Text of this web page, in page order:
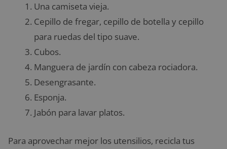
Una camiseta vieja.
Cepillo de fregar, cepillo de botella y cepillo
para ruedas del tipo suave.
Cubos.
Manguera de jardín con cabeza rociadora.
Desengrasante.
Esponja.
Jabón para lavar platos.
Para aprovechar mejor los utensilios, recicla tus